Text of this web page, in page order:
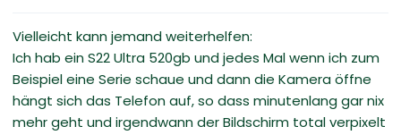
Vielleicht kann jemand weiterhelfen:
Ich hab ein S22 Ultra 520gb und jedes Mal wenn ich zum
Beispiel eine Serie schaue und dann die Kamera öffne
hängt sich das Telefon auf, so dass minutenlang gar nix
mehr geht und irgendwann der Bildschirm total verpixelt